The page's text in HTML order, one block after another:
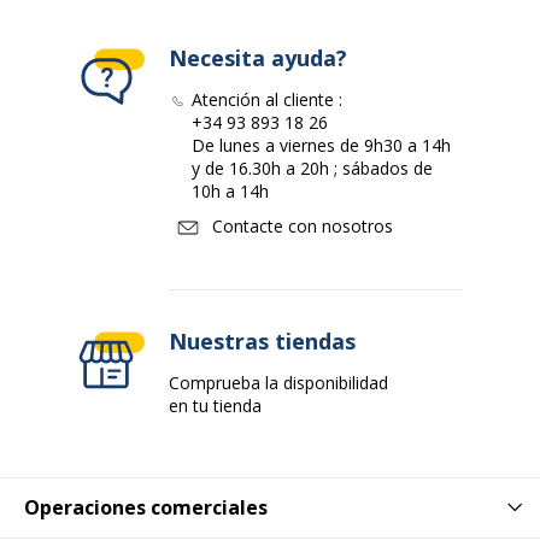
Operaciones comerciales
Necesita ayuda?
Atención al cliente :
+34 93 893 18 26
De lunes a viernes de 9h30 a 14h
y de 16.30h a 20h ; sábados de
10h a 14h
Contacte con nosotros
Nuestras tiendas
Comprueba la disponibilidad
en tu tienda